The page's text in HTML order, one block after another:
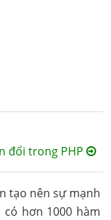
đổi trong PHP
tạo nên sự mạnh
hơn 1000 hàm